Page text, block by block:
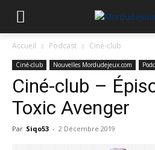
Accueil Podcast Ciné-club
Ciné-club Nouvelles Mordudejeux.com
Ciné-club –
Toxic Avenger
Par Siqo53 - 2 Décembre 2019